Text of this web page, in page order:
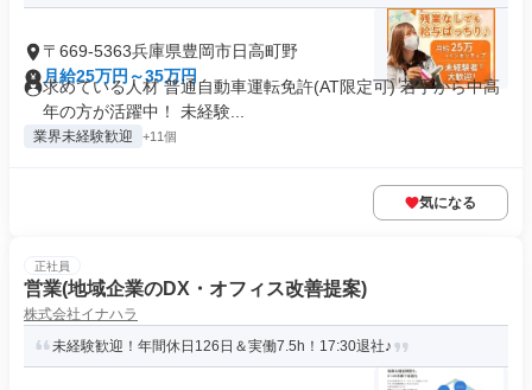
〒669-5363兵庫県豊岡市日高町野
月給25万円～35万円
求めている人材 普通自動車運転免許(AT限定可) 若手から中高
年の方が活躍中！ 未経験...
業界未経験歓迎 +11個
気になる
正社員
営業(地域企業のDX・オフィス改善提案)
株式会社イナハラ
未経験歓迎！年間休日126日＆実働7.5h！17:30退社♪